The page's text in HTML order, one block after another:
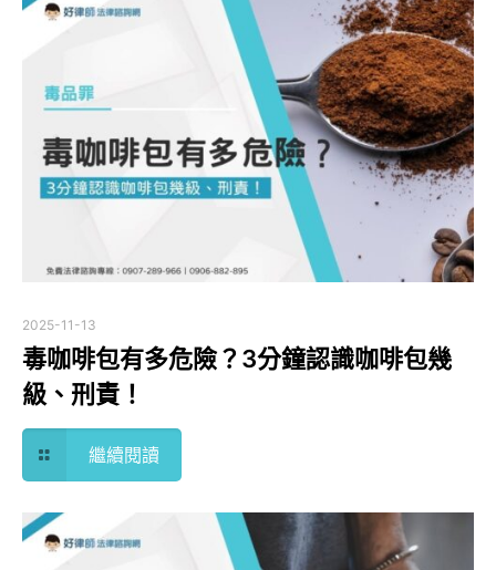
2025-11-13
毒咖啡包有多危險？3分鐘認識咖啡包幾
級、刑責！
繼續閱讀